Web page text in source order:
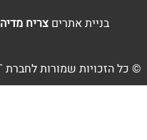
בניית אתריםצריח מדיה
© כל הזכויות שמורות לחברת START